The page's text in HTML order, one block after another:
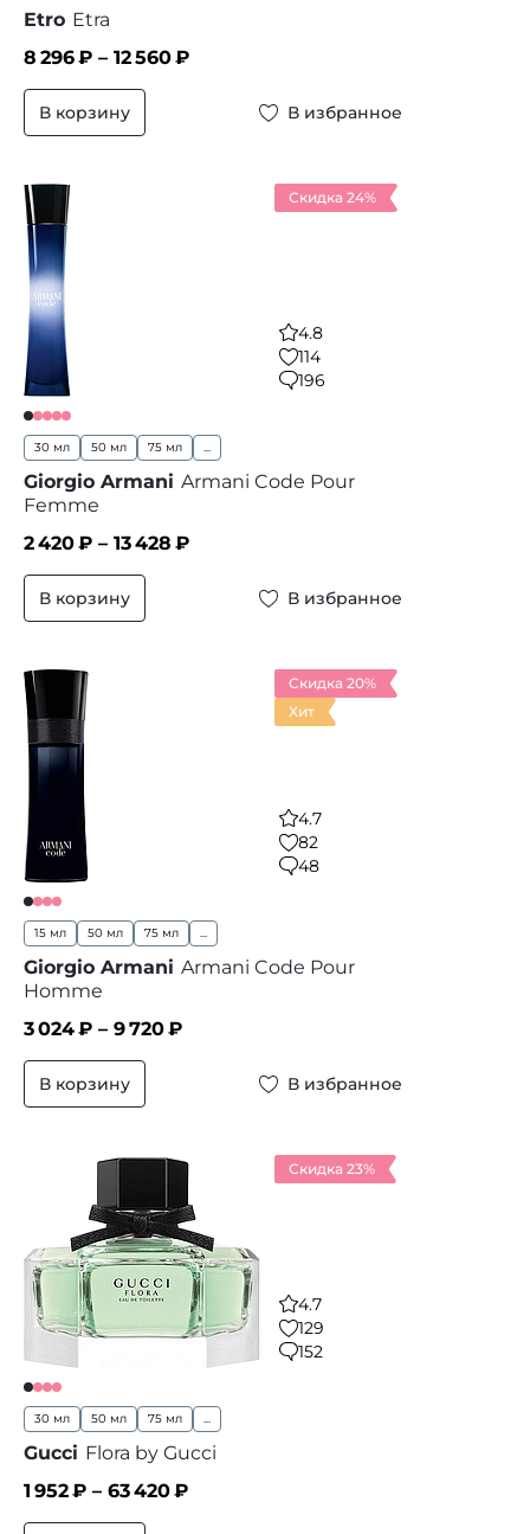
Etro Etra
8 296₽ – 12 560₽
В корзину В избранное
Скидка 24%
4.8
114
196
30 мл 50 мл 75 мл ...
Giorgio Armani Armani Code Pour
Femme
2 420₽ – 13 428 ₽
В корзину В избранное
Скидка 20%
Хит
4.7
82
48
15 мл 50 мл 75 мл ...
Giorgio Armani Armani Code Pour
Homme
3 024₽ – 9 720₽
В корзину В избранное
Скидка 23%
4.7
129
152
30 мл 50 мл 75 мл ...
Gucci Flora by Gucci
1 952₽ – 63 420₽